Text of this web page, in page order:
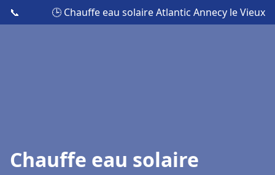
📞 🕒 Chauffe eau solaire Atlantic Annecy le Vieux
Chauffe eau solaire